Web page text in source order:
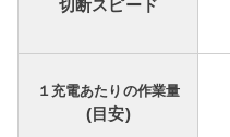
切断スピード
１充電あたりの作業量
(目安)